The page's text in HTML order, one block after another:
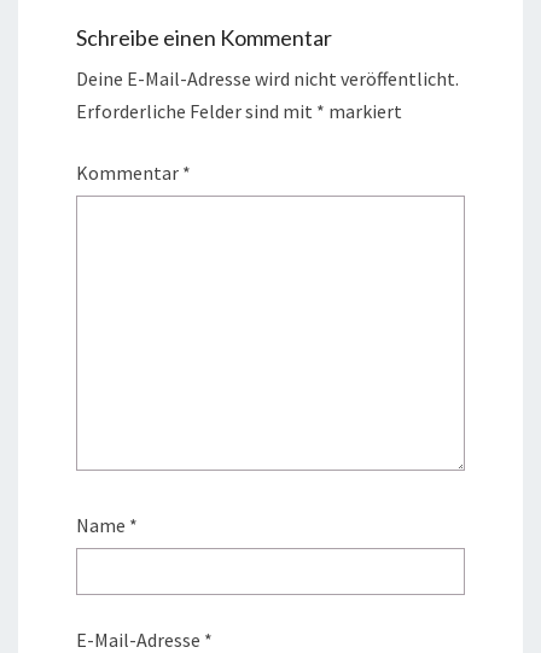
Schreibe einen Kommentar
Deine E-Mail-Adresse wird nicht veröffentlicht.
Erforderliche Felder sind mit * markiert
Kommentar *
Name *
E-Mail-Adresse *